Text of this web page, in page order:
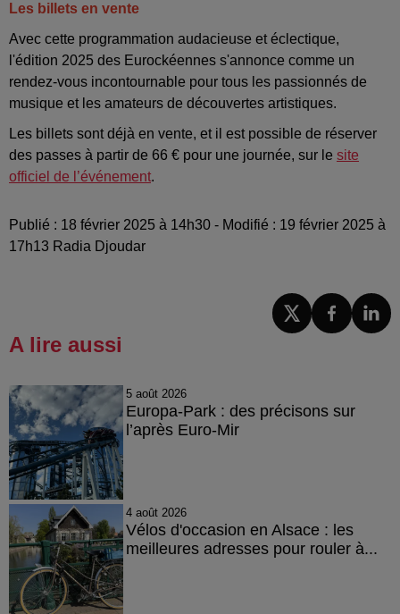
Les billets en vente
Avec cette programmation audacieuse et éclectique,
l'édition 2025 des Eurockéennes s'annonce comme un
rendez-vous incontournable pour tous les passionnés de
musique et les amateurs de découvertes artistiques.
Les billets sont déjà en vente, et il est possible de réserver
des passes à partir de 66 € pour une journée, sur le site
officiel de l’événement.
Publié : 18 février 2025 à 14h30 - Modifié : 19 février 2025 à
17h13 Radia Djoudar
A lire aussi
5 août 2026
Europa-Park : des précisons sur
l’après Euro-Mir
4 août 2026
Vélos d'occasion en Alsace : les
meilleures adresses pour rouler à...